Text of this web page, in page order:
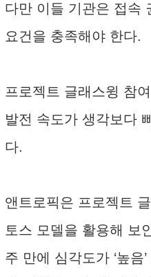
다만 이들 기관은 접속
요건을 충족해야 한다.
프로젝트 글래스윙 참
발전 속도가 생각보다
다.
앤트로픽은 프로젝트
토스 모델을 활용해 보
주 만에 심각도가 ‘높음